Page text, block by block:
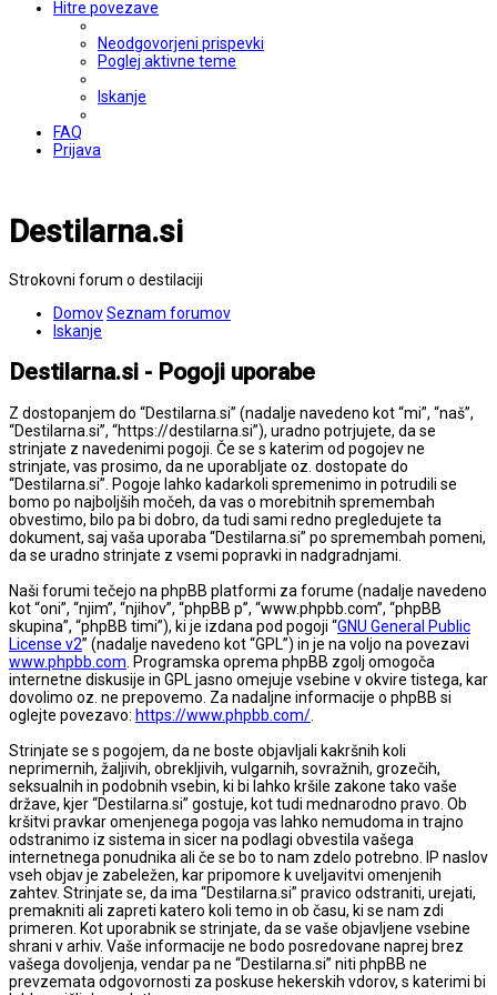
Hitre povezave
Neodgovorjeni prispevki
Poglej aktivne teme
Iskanje
FAQ
Prijava
Destilarna.si
Strokovni forum o destilaciji
DomovSeznam forumov
Iskanje
Destilarna.si - Pogoji uporabe
Z dostopanjem do “Destilarna.si” (nadalje navedeno kot “mi”, “naš”,
“Destilarna.si”, “https://destilarna.si”), uradno potrjujete, da se
strinjate z navedenimi pogoji. Če se s katerim od pogojev ne
strinjate, vas prosimo, da ne uporabljate oz. dostopate do
“Destilarna.si”. Pogoje lahko kadarkoli spremenimo in potrudili se
bomo po najboljših močeh, da vas o morebitnih spremembah
obvestimo, bilo pa bi dobro, da tudi sami redno pregledujete ta
dokument, saj vaša uporaba “Destilarna.si” po spremembah pomeni,
da se uradno strinjate z vsemi popravki in nadgradnjami.
Naši forumi tečejo na phpBB platformi za forume (nadalje navedeno
kot “oni”, “njim”, “njihov”, “phpBB p”, “www.phpbb.com”, “phpBB
skupina”, “phpBB timi”), ki je izdana pod pogoji “GNU General Public
License v2” (nadalje navedeno kot “GPL”) in je na voljo na povezavi
www.phpbb.com. Programska oprema phpBB zgolj omogoča
internetne diskusije in GPL jasno omejuje vsebine v okvire tistega, kar
dovolimo oz. ne prepovemo. Za nadaljne informacije o phpBB si
oglejte povezavo: https://www.phpbb.com/.
Strinjate se s pogojem, da ne boste objavljali kakršnih koli
neprimernih, žaljivih, obrekljivih, vulgarnih, sovražnih, grozečih,
seksualnih in podobnih vsebin, ki bi lahko kršile zakone tako vaše
države, kjer “Destilarna.si” gostuje, kot tudi mednarodno pravo. Ob
kršitvi pravkar omenjenega pogoja vas lahko nemudoma in trajno
odstranimo iz sistema in sicer na podlagi obvestila vašega
internetnega ponudnika ali če se bo to nam zdelo potrebno. IP naslov
vseh objav je zabeležen, kar pripomore k uveljavitvi omenjenih
zahtev. Strinjate se, da ima “Destilarna.si” pravico odstraniti, urejati,
premakniti ali zapreti katero koli temo in ob času, ki se nam zdi
primeren. Kot uporabnik se strinjate, da se vaše objavljene vsebine
shrani v arhiv. Vaše informacije ne bodo posredovane naprej brez
vašega dovoljenja, vendar pa ne “Destilarna.si” niti phpBB ne
prevzemata odgovornosti za poskuse hekerskih vdorov, s katerimi bi